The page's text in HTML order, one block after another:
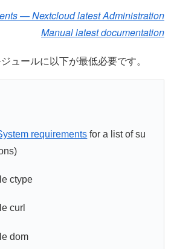
— Nextcloud latest Administration
Manual latest documentation
ュールに以下が最低必要です。
requirements for a list of su
ctype
curl
dom